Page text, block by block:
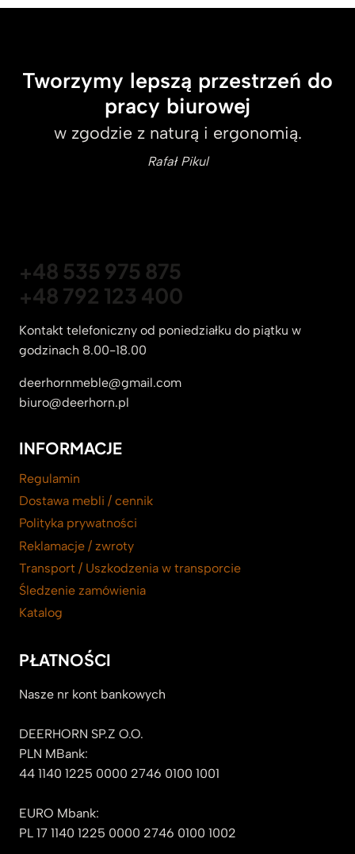
Tworzymy lepszą przestrzeń do
pracy biurowej
w zgodzie z naturą i ergonomią.
Rafał Pikul
+48 535 975 875
+48 792 123 400
Kontakt telefoniczny od poniedziałku do piątku w
godzinach 8.00-18.00
deerhornmeble@gmail.com
biuro@deerhorn.pl
INFORMACJE
Regulamin
Dostawa mebli / cennik
Polityka prywatności
Reklamacje / zwroty
Transport / Uszkodzenia w transporcie
Śledzenie zamówienia
Katalog
PŁATNOŚCI
Nasze nr kont bankowych
DEERHORN SP.Z O.O.
PLN MBank:
44 1140 1225 0000 2746 0100 1001
EURO Mbank:
PL 17 1140 1225 0000 2746 0100 1002